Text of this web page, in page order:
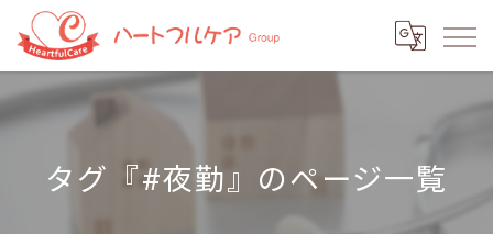
タグ『#夜勤』のページ一覧